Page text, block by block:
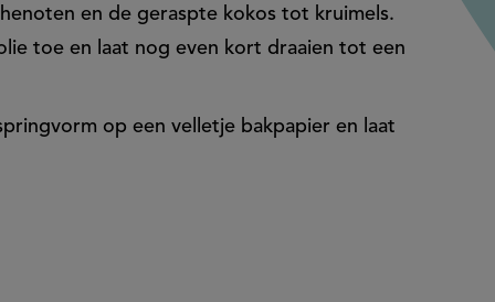
en de geraspte kokos tot kruimels.
toe en laat nog even kort draaien tot een
op een velletje bakpapier en laat